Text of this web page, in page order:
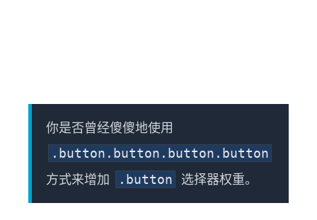
你是否曾经傻傻地使用
.button.button.button.button
方式来增加 .button 选择器权重。